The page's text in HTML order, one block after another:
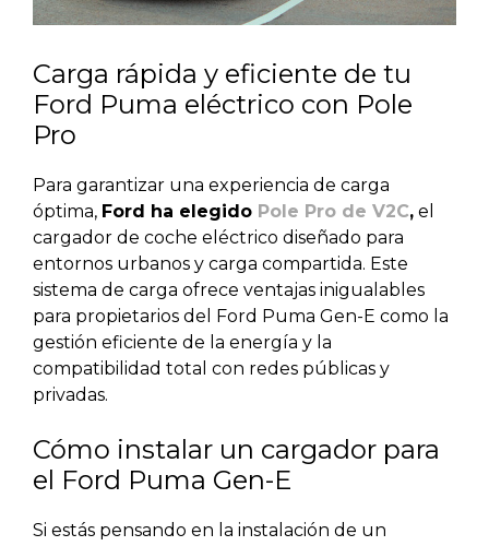
Carga rápida y eficiente de tu
Ford Puma eléctrico con Pole
Pro
Para garantizar una experiencia de carga
óptima, Ford ha elegido Pole Pro de V2C, el
cargador de coche eléctrico diseñado para
entornos urbanos y carga compartida. Este
sistema de carga ofrece ventajas inigualables
para propietarios del Ford Puma Gen-E como la
gestión eficiente de la energía y la
compatibilidad total con redes públicas y
privadas.
Cómo instalar un cargador para
el Ford Puma Gen-E
Si estás pensando en la instalación de un